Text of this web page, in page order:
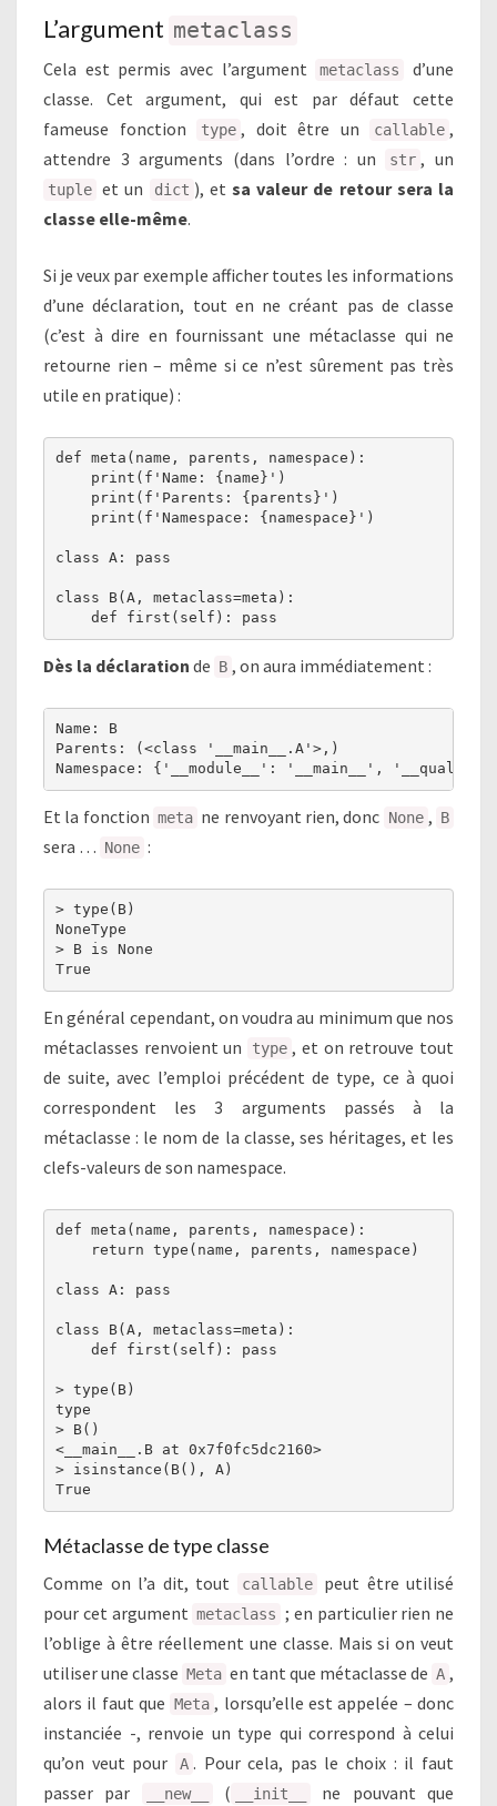
L’argument metaclass
Cela est permis avec l’argument metaclass
d’une
classe. Cet argument, qui est par défaut cette
fameuse fonction
type , doit être un callable ,
attendre 3 arguments (dans l’ordre : un
str , un
tuple et un dict ), etsa valeur de retour sera la
classe elle-même.
Si je veux par exemple afficher toutes les informations
d’une déclaration, tout en ne créant pas de classe
(c’est à dire en fournissant une métaclasse qui ne
retourne rien – même si ce n’est sûrement pas très
utile en pratique) :
def meta(name, parents, namespace):
    print(f'Name: {name}')
    print(f'Parents: {parents}')
    print(f'Namespace: {namespace}')
class A: pass
class B(A, metaclass=meta):
Dès la déclaration de B , on aura immédiatement :
Name: B
Parents: (<class '__main__.A'>,)
Namespace: {'__module__': '__main__',
Et la fonction meta ne renvoyant rien, donc None , B
sera … None :
> type(B)
NoneType
> B is None
True
En général cependant, on voudra au minimum que nos
métaclasses renvoient un
type , et on retrouve tout
de suite, avec l’emploi précédent de type, ce à quoi
correspondent les 3 arguments passés à la
métaclasse : le nom de la classe, ses héritages, et les
clefs-valeurs de son namespace.
def meta(name, parents, namespace):
    return type(name, parents, namespace)
class A: pass
class B(A, metaclass=meta):
    def first(self): pass
> type(B)
type
> B()
<__main__.B at 0x7f0fc5dc2160>
> isinstance(B(), A)
Métaclasse de type classe
Comme on l’a dit, tout callable
peut être utilisé
pour cet argument metaclass ; en particulier rien ne
l’oblige à être réellement une classe. Mais si on veut
utiliser une classe Meta en tant que métaclasse de A ,
alors il faut que Meta , lorsqu’elle est appelée – donc
instanciée -, renvoie un type qui correspond à celui
qu’on veut pour
A . Pour cela, pas le choix : il faut
passer par
__new__ ( __init__
ne pouvant que